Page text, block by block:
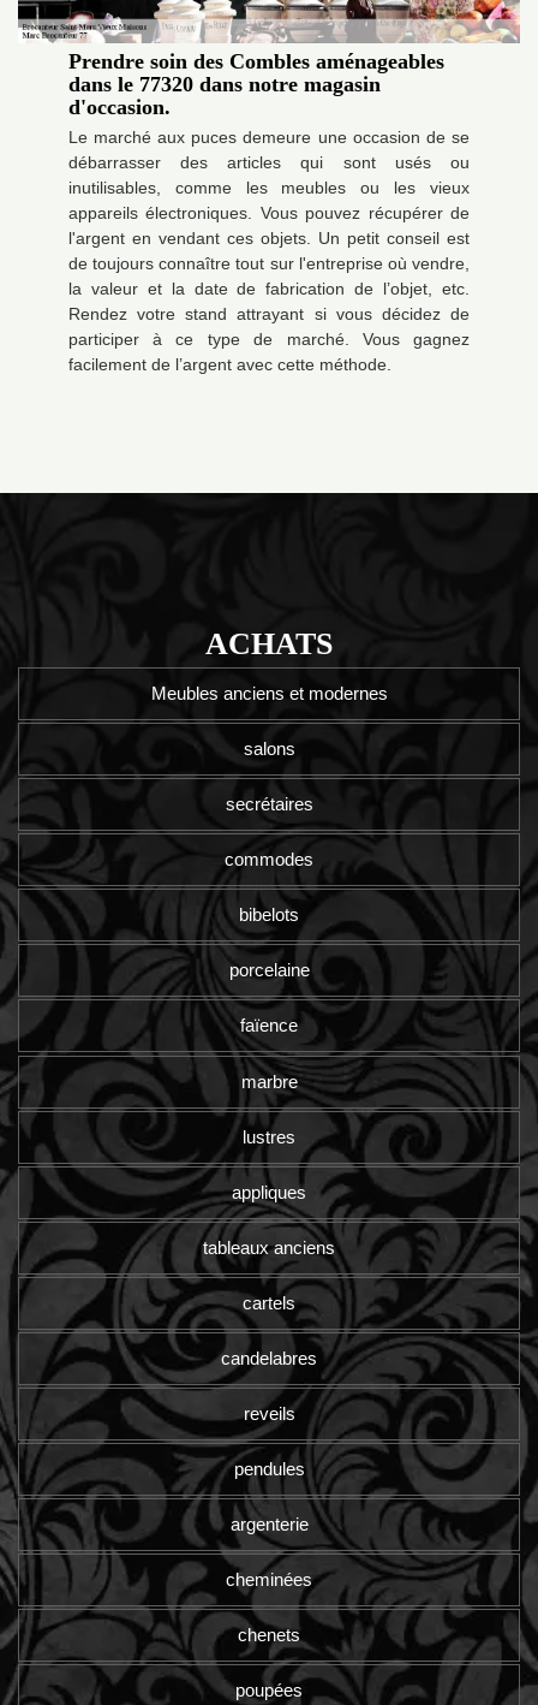
Prendre soin des Combles aménageables
dans le 77320 dans notre magasin
d'occasion.
Le marché aux puces demeure une occasion de se
débarrasser des articles qui sont usés ou
inutilisables, comme les meubles ou les vieux
appareils électroniques. Vous pouvez récupérer de
l'argent en vendant ces objets. Un petit conseil est
de toujours connaître tout sur l'entreprise où vendre,
la valeur et la date de fabrication de l’objet, etc.
Rendez votre stand attrayant si vous décidez de
participer à ce type de marché. Vous gagnez
facilement de l’argent avec cette méthode.
ACHATS
Meubles anciens et modernes
salons
secrétaires
commodes
bibelots
porcelaine
faïence
marbre
lustres
appliques
tableaux anciens
cartels
candelabres
reveils
pendules
argenterie
cheminées
chenets
poupées